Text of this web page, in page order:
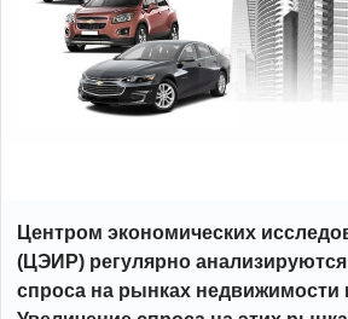
Центром экономических
(ЦЭИР) регулярно
спроса на рынках недвижимости